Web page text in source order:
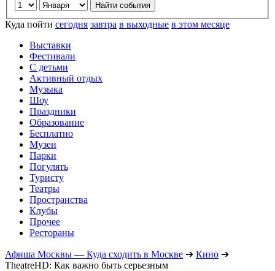
Куда пойти сегодня завтра в выходные в этом месяце
Выставки
Фестивали
С детьми
Активный отдых
Музыка
Шоу
Праздники
Образование
Бесплатно
Музеи
Парки
Погулять
Туристу
Театры
Пространства
Клубы
Прочее
Рестораны
Афиша Москвы — Куда сходить в Москве ➔ Кино ➔
TheatreHD: Как важно быть серьезным